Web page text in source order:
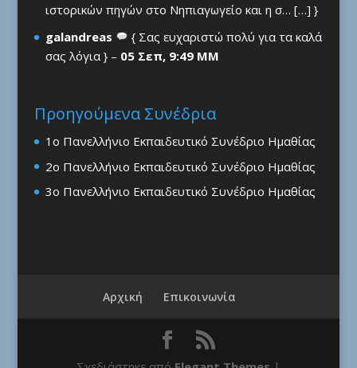
ιστορικών πηγών στο Νηπιαγωγείο και η σ… […] }
galandreas
{ Σας ευχαριστώ πολύ για τα καλά
σας λόγια } – 05 Σεπ, 9:49 ΜΜ
Προηγούμενα Συνέδρια
1ο Πανελλήνιο Εκπαιδευτικό Συνέδριο Ημαθίας
2ο Πανελλήνιο Εκπαιδευτικό Συνέδριο Ημαθίας
3ο Πανελλήνιο Εκπαιδευτικό Συνέδριο Ημαθίας
Αρχική Επικοινωνία